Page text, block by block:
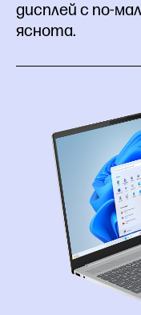
дисплей с по-
яснота.